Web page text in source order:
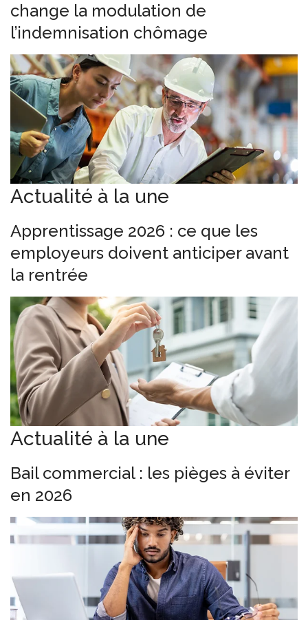
change la modulation de
l’indemnisation chômage
Actualité à la une
Apprentissage 2026 : ce que les
employeurs doivent anticiper avant
la rentrée
Actualité à la une
Bail commercial : les pièges à éviter
en 2026